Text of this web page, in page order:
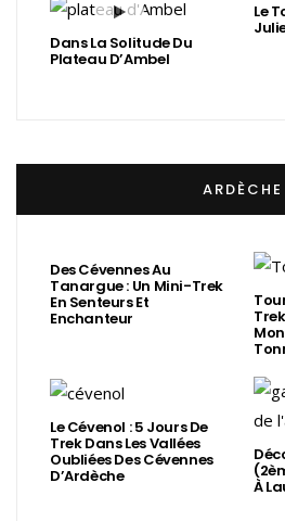
Dans La Solitude Du
Plateau D’Ambel
Le
ARDÈCHE
Des Cévennes Au
Tanargue : Un Mini-Trek
En Senteurs Et
Enchanteur
Le Cévenol : 5 Jours De
Trek Dans Les Vallées
Oubliées Des Cévennes
D’Ardèche
À